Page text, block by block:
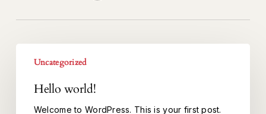
world!Uncategorized
Hello world!
Welcome to WordPress. This is your first post.